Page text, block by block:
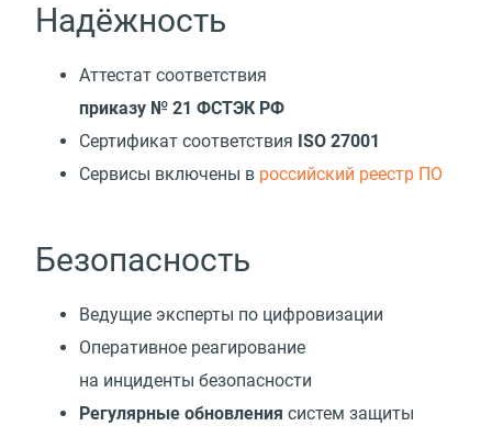
Надёжность
Аттестат соответствия
приказу № 21 ФСТЭК РФ
Сертификат соответствия ISO 27001
Cервисы включены в российский реестр ПО
Безопасность
Ведущие эксперты по цифровизации
Оперативное реагирование
на инциденты безопасности
Регулярные обновления систем защиты